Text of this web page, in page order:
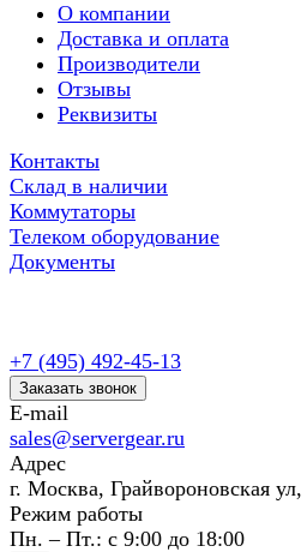
О компании
Доставка и оплата
Производители
Отзывы
Реквизиты
Контакты
Склад в наличии
Коммутаторы
Телеком оборудование
Документы
+7 (495) 492-45-13
Заказать звонок
E-mail
sales@servergear.ru
Адрес
г. Москва, Грайвороновская
Режим работы
Пн. – Пт.: с 9:00 до 18:00